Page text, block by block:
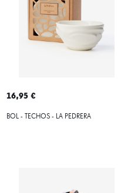
16,95 €
BOL - TECHOS - LA PEDRERA